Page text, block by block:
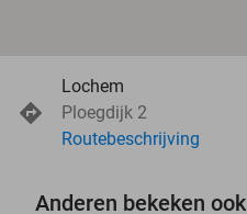
Lochem
Ploegdijk 2
Routebeschrijving
Anderen bekeken ook